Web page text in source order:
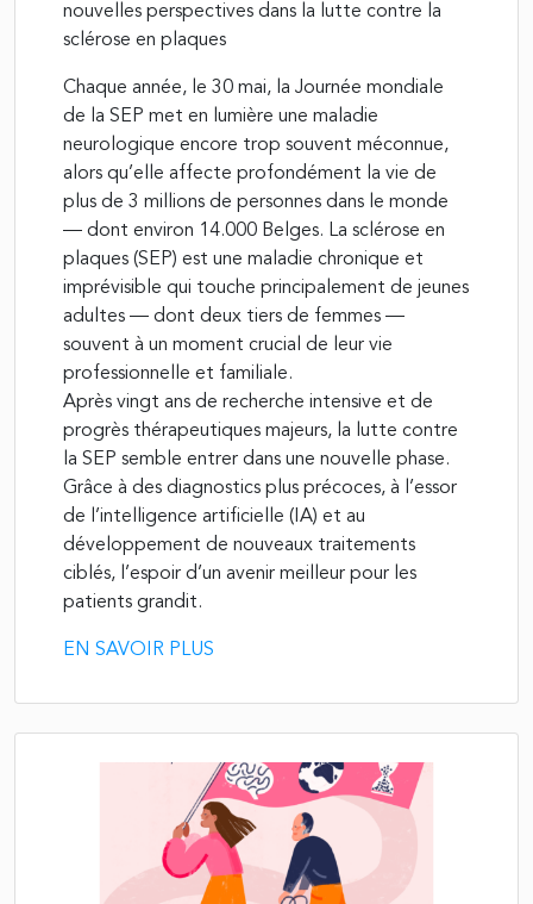
nouvelles perspectives dans la lutte contre la
sclérose en plaques
Chaque année, le 30 mai, la Journée mondiale
de la SEP met en lumière une maladie
neurologique encore trop souvent méconnue,
alors qu’elle affecte profondément la vie de
plus de 3 millions de personnes dans le monde
— dont environ 14.000 Belges. La sclérose en
plaques (SEP) est une maladie chronique et
imprévisible qui touche principalement de jeunes
adultes — dont deux tiers de femmes —
souvent à un moment crucial de leur vie
professionnelle et familiale.
Après vingt ans de recherche intensive et de
progrès thérapeutiques majeurs, la lutte contre
la SEP semble entrer dans une nouvelle phase.
Grâce à des diagnostics plus précoces, à l’essor
de l’intelligence artificielle (IA) et au
développement de nouveaux traitements
ciblés, l’espoir d’un avenir meilleur pour les
patients grandit.
EN SAVOIR PLUS